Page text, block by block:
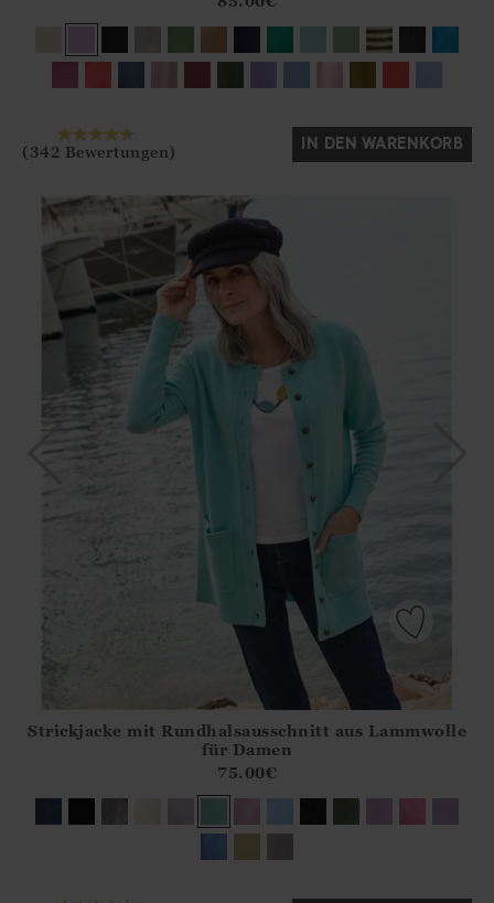
Ja Nein
(342 Bewertungen) IN DEN WARENKORB
?? ""
Ja Nein
Strickjacke mit Rundhalsausschnitt aus Lammwolle
für Damen
75.00€